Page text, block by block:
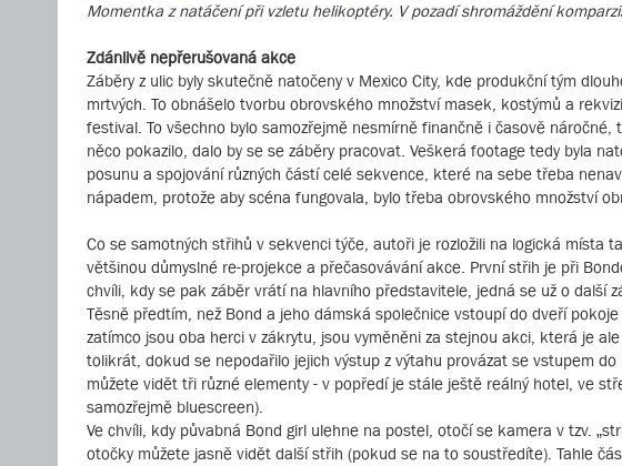
Momentka z natáčení při vzletu helikoptéry. V pozadí shromáždění
Zdánlivě nepřerušovaná akce
Záběry z ulic byly skutečně natočeny v Mexico City, kde produkční tým
mrtvých. To obnášelo tvorbu obrovského množství masek, kostýmů a
festival. To všechno bylo samozřejmě nesmírně finančně i časově
něco pokazilo, dalo by se se záběry pracovat. Veškerá footage tedy byla
posunu a spojování různých částí celé sekvence, které na sebe třeba
nápadem, protože aby scéna fungovala, bylo třeba obrovského množství
Co se samotných střihů v sekvenci týče, autoři je rozložili na logická místa
většinou důmyslné re-projekce a přečasovávání akce. První střih je při
chvíli, kdy se pak záběr vrátí na hlavního představitele, jedná se už o další
Těsně předtím, než Bond a jeho dámská společnice vstoupí do dveří
zatímco jsou oba herci v zákrytu, jsou vyměněni za stejnou akci, která je
tolikrát, dokud se nepodařilo jejich výstup z výtahu provázat se vstupem
můžete vidět tři různé elementy - v popředí je stále ještě reálný hotel, ve
samozřejmě bluescreen).
Ve chvíli, kdy půvabná Bond girl ulehne na postel, otočí se kamera v tzv.
otočky můžete jasně vidět další střih (pokud se na to soustředíte). Tahle